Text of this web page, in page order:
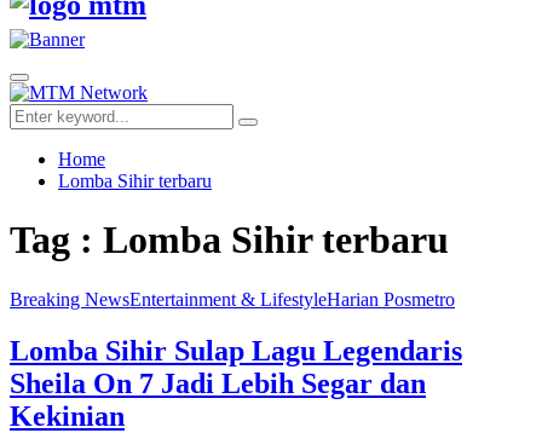
Primary
Menu
Search
for:
Search
Home
Lomba Sihir terbaru
Tag : Lomba Sihir terbaru
Breaking NewsEntertainment & LifestyleHarian Posmetro
Lomba Sihir Sulap Lagu Legendaris
Sheila On 7 Jadi Lebih Segar dan
Kekinian